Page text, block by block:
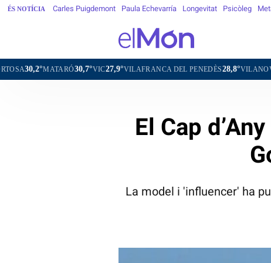
ÉS NOTÍCIA Carles Puigdemont Paula Echevarría Longevitat Psicòleg
30,7°VIC27,9°VILAFRANCA DEL PENEDÈS28,8°VILANOVA I LA GELTRÚ
El Cap
La model i 'influencer' ha